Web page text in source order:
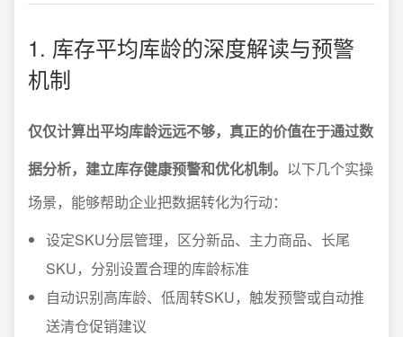
1. 库存平均库龄的深度解读与预警
机制
仅仅计算出平均库龄远远不够，真正的价值在于通过数
据分析，建立库存健康预警和优化机制。 以下几个实操
场景，能够帮助企业把数据转化为行动：
设定SKU分层管理，区分新品、主力商品、长尾
SKU，分别设置合理的库龄标准
自动识别高库龄、低周转SKU，触发预警或自动推
送清仓促销建议